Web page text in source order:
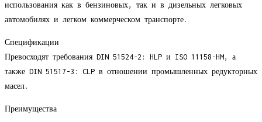
использования как в бензиновых, так и в дизельных легковых
автомобилях и легком коммерческом транспорте.
Спецификации
Превосходят требования DIN 51524-2: HLP и ISO 11158-HM, а
также DIN 51517-3: CLP в отношении промышленных редукторных
масел.
Преимущества